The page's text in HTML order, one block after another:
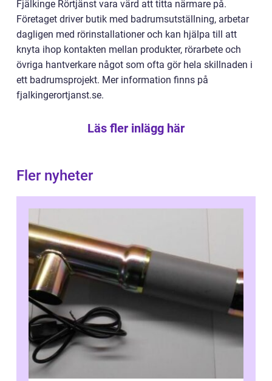
Fjälkinge Rörtjänst vara värd att titta närmare på.
Företaget driver butik med badrumsutställning, arbetar
dagligen med rörinstallationer och kan hjälpa till att
knyta ihop kontakten mellan produkter, rörarbete och
övriga hantverkare något som ofta gör hela skillnaden i
ett badrumsprojekt. Mer information finns på
fjalkingerortjanst.se.
Läs fler inlägg här
Fler nyheter